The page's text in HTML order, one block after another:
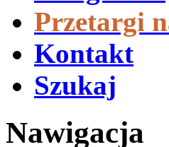
Przetargi
Kontakt
Szukaj
Nawigacja